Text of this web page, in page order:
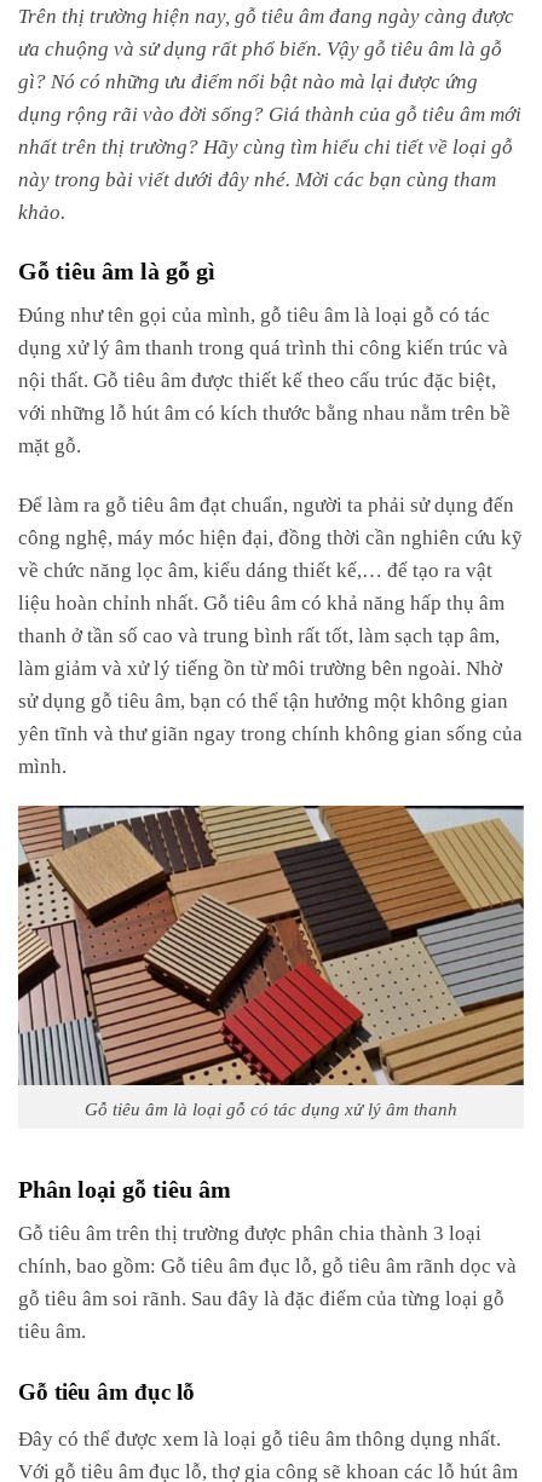
Trên thị trường hiện nay, gỗ tiêu âm đang ngày càng được
ưa chuộng và sử dụng rất phổ biến. Vậy gỗ tiêu âm là gỗ
gì? Nó có những ưu điểm nổi bật nào mà lại được ứng
dụng rộng rãi vào đời sống? Giá thành của gỗ tiêu âm mới
nhất trên thị trường? Hãy cùng tìm hiểu chi tiết về loại gỗ
này trong bài viết dưới đây nhé. Mời các bạn cùng tham
khảo.
Gỗ tiêu âm là gỗ gì
Đúng như tên gọi của mình, gỗ tiêu âm là loại gỗ có tác
dụng xử lý âm thanh trong quá trình thi công kiến trúc và
nội thất. Gỗ tiêu âm được thiết kế theo cấu trúc đặc biệt,
với những lỗ hút âm có kích thước bằng nhau nằm trên bề
mặt gỗ.
Để làm ra gỗ tiêu âm đạt chuẩn, người ta phải sử dụng đến
công nghệ, máy móc hiện đại, đồng thời cần nghiên cứu kỹ
về chức năng lọc âm, kiểu dáng thiết kế,… để tạo ra vật
liệu hoàn chỉnh nhất. Gỗ tiêu âm có khả năng hấp thụ âm
thanh ở tần số cao và trung bình rất tốt, làm sạch tạp âm,
làm giảm và xử lý tiếng ồn từ môi trường bên ngoài. Nhờ
sử dụng gỗ tiêu âm, bạn có thể tận hưởng một không gian
yên tĩnh và thư giãn ngay trong chính không gian sống của
mình.
Gỗ tiêu âm là loại gỗ có tác dụng xử lý âm thanh
Phân loại gỗ tiêu âm
Gỗ tiêu âm trên thị trường được phân chia thành 3 loại
chính, bao gồm: Gỗ tiêu âm đục lỗ, gỗ tiêu âm rãnh dọc và
gỗ tiêu âm soi rãnh. Sau đây là đặc điểm của từng loại gỗ
tiêu âm.
Gỗ tiêu âm đục lỗ
Đây có thể được xem là loại gỗ tiêu âm thông dụng nhất.
Với gỗ tiêu âm đục lỗ, thợ gia công sẽ khoan các lỗ hút âm